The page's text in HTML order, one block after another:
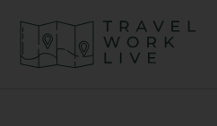
Inhalt
springen